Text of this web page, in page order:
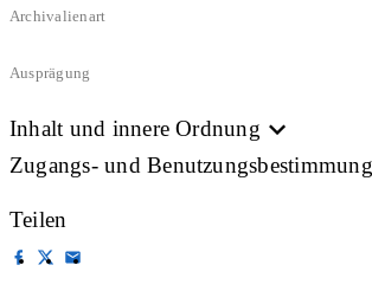
Archivalienart
Ausprägung
Inhalt und innere Ordnung
Zugangs- und
Teilen